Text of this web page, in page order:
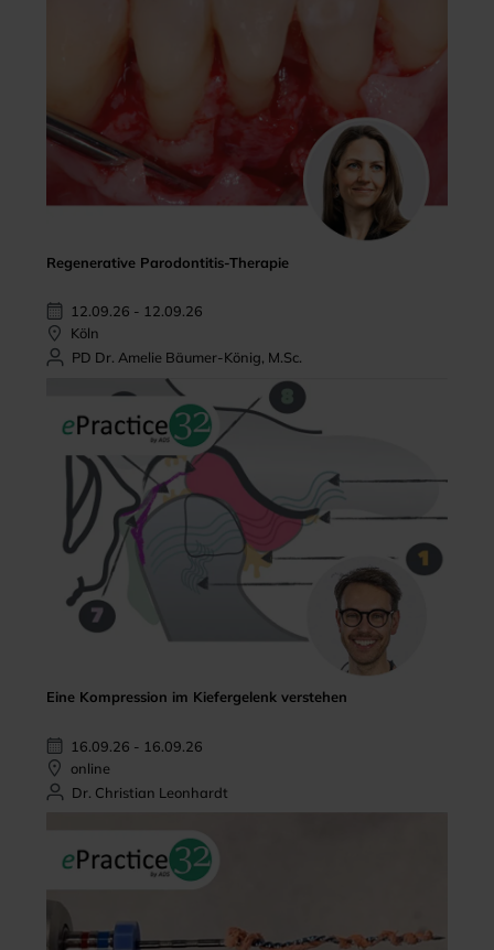
Regenerative Parodontitis-Therapie
12.09.26 - 12.09.26
Köln
PD Dr. Amelie Bäumer-König, M.Sc.
Eine Kompression im Kiefergelenk verstehen
16.09.26 - 16.09.26
online
Dr. Christian Leonhardt